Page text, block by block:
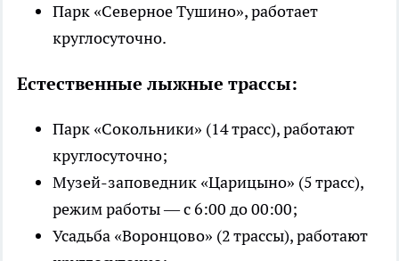
Парк «Северное Тушино», работает
круглосуточно.
Естественные лыжные трассы:
Парк «Сокольники» (14 трасс), работают
круглосуточно;
Музей-заповедник «Царицыно» (5 трасс),
режим работы — с 6:00 до 00:00;
Усадьба «Воронцово» (2 трассы), работают